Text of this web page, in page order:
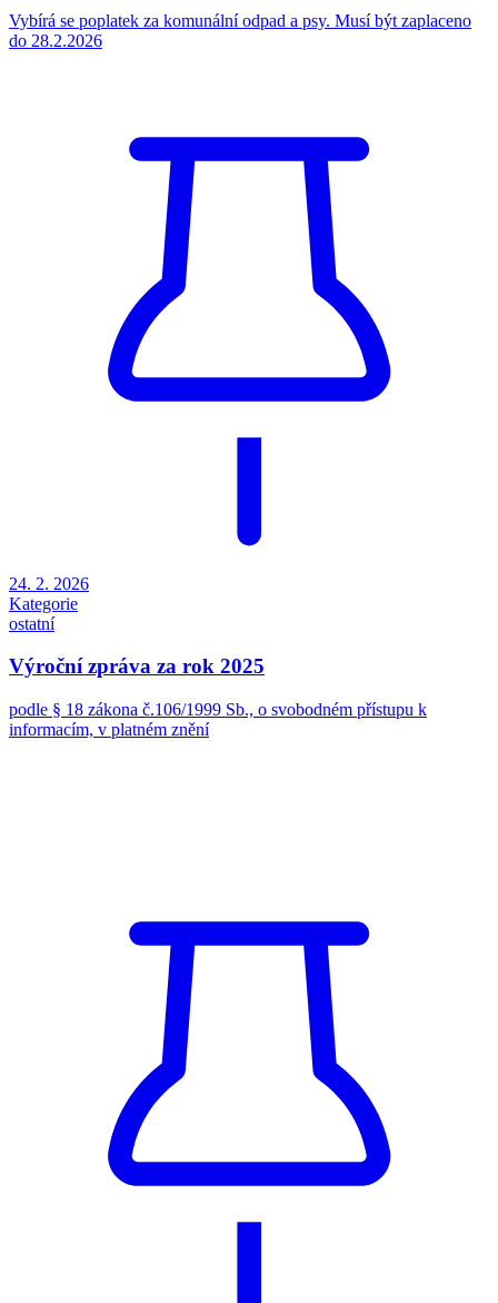
Vybírá se poplatek za komunální odpad a psy. Musí být zaplaceno
do 28.2.2026
24. 2. 2026
Kategorie
ostatní
Výroční zpráva za rok 2025
podle § 18 zákona č.106/1999 Sb., o svobodném přístupu k
informacím, v platném znění